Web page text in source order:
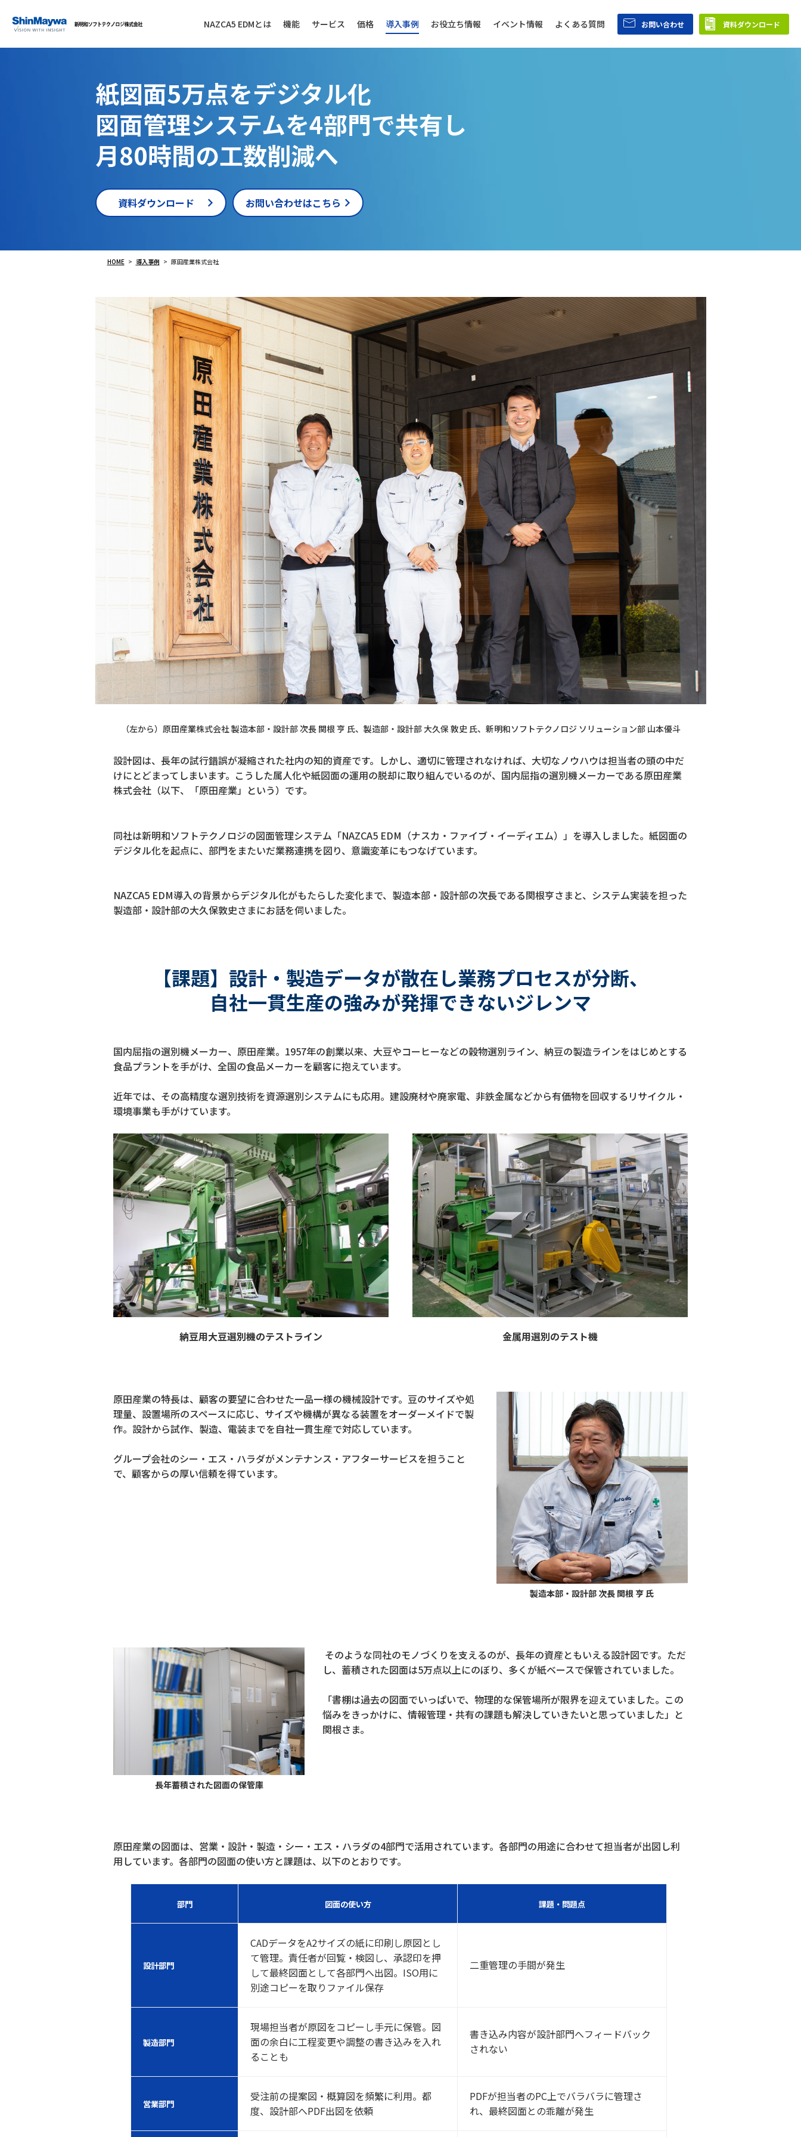
NAZCA5 EDMとは 機能 サービス 価格 導入事例 お役立ち情報 イベント情報 よくある質問 お問い合わせ 資料ダウンロード
紙図面5万点をデジタル化
図面管理システムを4部門で共有し
月80時間の工数削減へ
資料ダウンロード お問い合わせはこちら
HOME 導入事例 原田産業株式会社
（左から）原田産業株式会社 製造本部・設計部 次長 関根 亨 氏、製造部・設計部 大久保 敦史 氏、 新明和ソフトテクノロジ ソリューション部 山本優斗
設計図は、長年の試行錯誤が凝縮された社内の知的資産です。しかし、適切に管理されなければ、大切なノウハウは担当者の頭の中だ
けにとどまってしまいます。こうした属人化や紙図面の運用の脱却に取り組んでいるのが、国内屈指の選別機メーカーである原田産業
株式会社（以下、「原田産業」という）です。
同社は新明和ソフトテクノロジの図面管理システム「NAZCA5 EDM（ナスカ・ファイブ・イーディエム）」を導入しました。紙図面の
デジタル化を起点に、部門をまたいだ業務連携を図り、意識変革にもつなげています。
NAZCA5 EDM導入の背景からデジタル化がもたらした変化まで、製造本部・設計部の次長である関根亨さまと、システム実装を担った
製造部・設計部の大久保敦史さまにお話を伺いました。
【課題】設計・製造データが散在し業務プロセスが分断、
自社一貫生産の強みが発揮できないジレンマ
国内屈指の選別機メーカー、原田産業。1957年の創業以来、大豆やコーヒーなどの穀物選別ライン、納豆の製造ラインをはじめとする
食品プラントを手がけ、全国の食品メーカーを顧客に抱えています。
近年では、その高精度な選別技術を資源選別システムにも応用。建設廃材や廃家電、非鉄金属などから有価物を回収するリサイクル・
環境事業も手がけています。
納豆用大豆選別機のテストライン 金属用選別のテスト機
原田産業の特長は、顧客の要望に合わせた一品一様の機械設計です。豆のサイズや処
理量、設置場所のスペースに応じ、サイズや機構が異なる装置をオーダーメイドで製
作。設計から試作、製造、電装までを自社一貫生産で対応しています。
グループ会社のシー・エス・ハラダがメンテナンス・アフターサービスを担うこと
で、顧客からの厚い信頼を得ています。
製造本部・設計部 次長 関根 亨 氏
そのような同社のモノづくりを支えるのが、長年の資産ともいえる設計図です。ただ
し、蓄積された図面は5万点以上にのぼり、多くが紙ベースで保管されていました。
「書棚は過去の図面でいっぱいで、物理的な保管場所が限界を迎えていました。この
悩みをきっかけに、情報管理・共有の課題も解決していきたいと思っていました」と
関根さま。
長年蓄積された図面の保管庫
原田産業の図面は、営業・設計・製造・シー・エス・ハラダの4部門で活用されています。各部門の用途に合わせて担当者が出図し利
用しています。各部門の図面の使い方と課題は、以下のとおりです。
部門 図面の使い方 課題・問題点
設計部門
CADデータをA2サイズの紙に印刷し原図とし
て管理。責任者が回覧・検図し、承認印を押
して最終図面として各部門へ出図。ISO用に
別途コピーを取りファイル保存
二重管理の手間が発生
製造部門
現場担当者が原図をコピーし手元に保管。図
面の余白に工程変更や調整の書き込みを入れ
ることも
書き込み内容が設計部門へフィードバック
されない
営業部門
受注前の提案図・概算図を頻繁に利用。都
度、設計部へPDF出図を依頼
PDFが担当者のPC上でバラバラに管理さ
れ、最終図面との乖離が発生